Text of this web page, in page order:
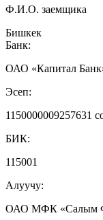
Ф.И.О. заемщика
Бишкек
Банк:
ОАО «Капитал
Эсеп:
1150000009257631
БИК:
115001
Алуучу:
ОАО МФК «Салым